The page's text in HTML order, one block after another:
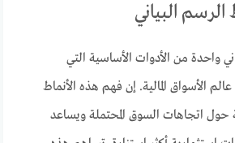
البياني
واحدة من الأدوات الأساسية التي
الأسواق المالية. إن فهم هذه الأنماط
اتجاهات السوق المحتملة ويساعد